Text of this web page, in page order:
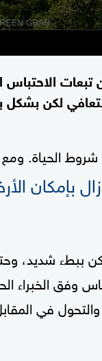
الاحتباس
لكن بشكل
يضمن شروط الحياة.
بإمكان
ببطء شديد،
وفق الخبراء
في